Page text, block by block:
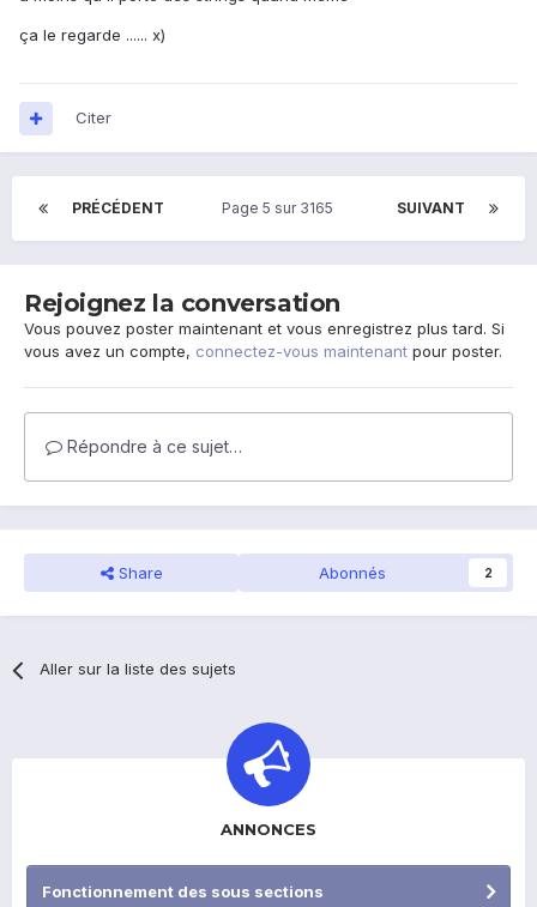
ça le regarde ...... x)
Citer
PRÉCÉDENT SUIVANT
Page 5 sur 3165
Rejoignez la conversation
Vous pouvez poster maintenant et vous enregistrez plus tard. Si
vous avez un compte, connectez-vous maintenant pour poster.
Répondre à ce sujet…
Share Abonnés 2
Aller sur la liste des sujets
ANNONCES
Fonctionnement des sous sections